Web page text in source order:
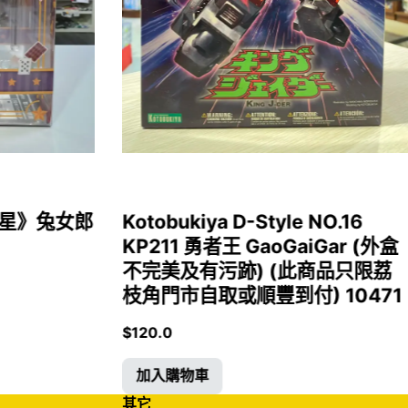
》兔女郎
Kotobukiya D-Style NO.16
KP211 勇者王 GaoGaiGar (外盒
不完美及有污跡) (此商品只限荔
枝角門市自取或順豐到付) 10471
$120.0
加入購物車
其它